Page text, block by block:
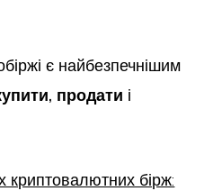
є найбезпечнішим
продати і
криптовалютних бірж: